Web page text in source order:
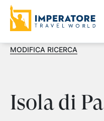
MODIFICA RICERCA
Isola di